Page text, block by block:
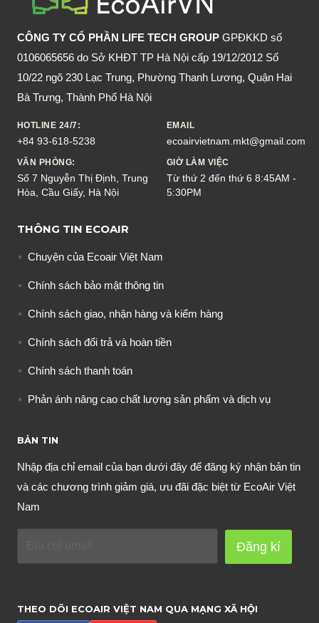
CÔNG TY CỔ PHẦN LIFE TECH GROUP GPĐKKD số
0106065656 do Sở KHĐT TP Hà Nội cấp 19/12/2012 Số
10/22 ngõ 230 Lạc Trung, Phường Thanh Lương, Quận Hai
Bà Trưng, Thành Phố Hà Nội
HOTLINE 24/7:
+84 93-618-5238
EMAIL
ecoairvietnam.mkt@gmail.com
VĂN PHÒNG:
Số 7 Nguyễn Thị Định, Trung
Hòa, Cầu Giấy, Hà Nội
GIỜ LÀM VIỆC
Từ thứ 2 đến thứ 6 8:45AM -
5:30PM
THÔNG TIN ECOAIR
Chuyện của Ecoair Việt Nam
Chính sách bảo mật thông tin
Chính sách giao, nhận hàng và kiểm hàng
Chính sách đổi trả và hoàn tiền
Chính sách thanh toán
Phản ánh nâng cao chất lượng sản phẩm và dịch vụ
BẢN TIN
Nhập địa chỉ email của bạn dưới đây để đăng ký nhận bản tin
và các chương trình giảm giá, ưu đãi đặc biệt từ EcoAir Việt
Nam
Đăng kí
THEO DÕI ECOAIR VIỆT NAM QUA MẠNG XÃ HỘI